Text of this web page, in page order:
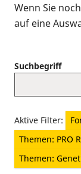
Wenn Sie
auf eine
Suchbegriff
Aktive Filter:
Themen: PRO
Themen: